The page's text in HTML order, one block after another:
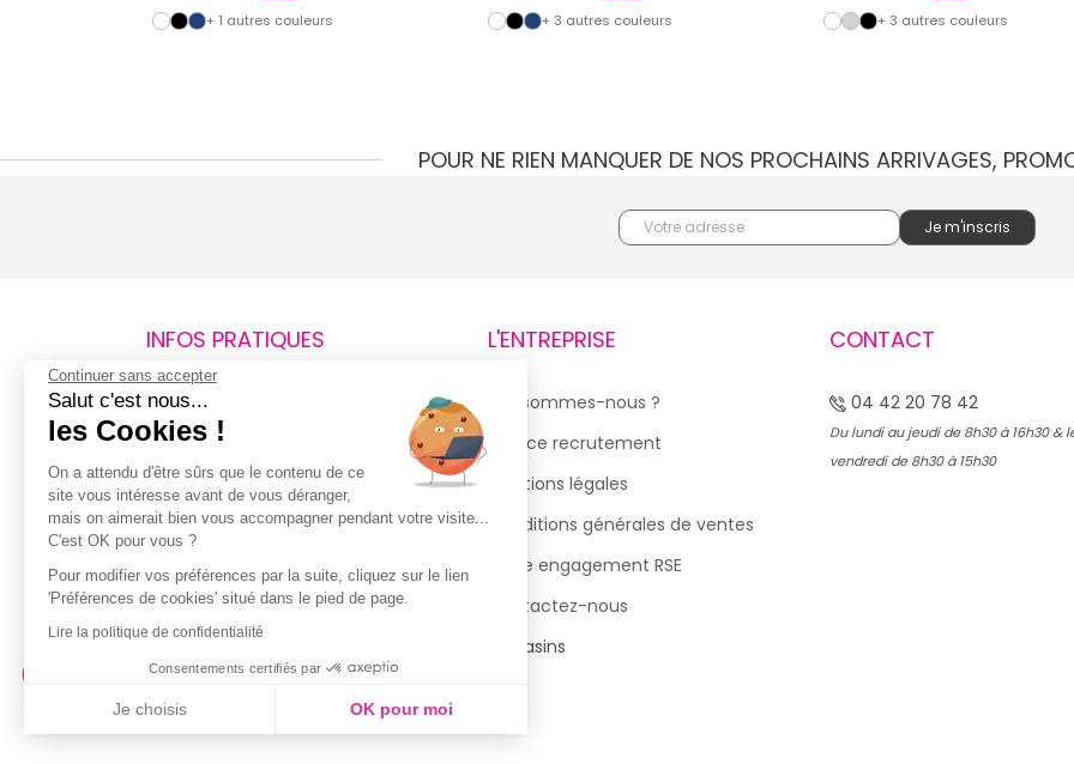
+ 1 autres couleurs
+ 3 autres couleurs
+ 3 autres couleurs
POUR NE RIEN MANQUER DE NOS PROCHAINS ARRIVAGES,
INFOS PRATIQUES
Retours et remboursements
Suivi de commande
Livraisons
Guide des tailles
Politique de confidentialité
Conditions générales d’utilisation
de la Carte de Fidélité
L'ENTREPRISE
Qui sommes-nous ?
Espace recrutement
Mentions légales
Conditions générales de ventes
Notre engagement RSE
Contactez-nous
Magasins
CONTACT
04 42 20 78 42
Du lundi au jeudi de 8h30 à 16h30 &
vendredi de 8h30 à 15h30
Continuer sans accepter
Salut c'est nous...
les Cookies !
On a attendu d'être sûrs que le contenu de ce
site vous intéresse avant de vous déranger,
mais on aimerait bien vous accompagner pendant votre visite...
C'est OK pour vous ?
Pour modifier vos préférences par la suite, cliquez sur le lien
'Préférences de cookies' situé dans le pied de page.
Lire la politique de confidentialité
Consentements certifiés par
Je choisis OK pour moi